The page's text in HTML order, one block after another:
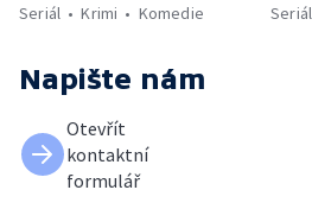
Seriál
Krimi Komedie
Seriál
Napište nám
Otevřít
kontaktní
formulář